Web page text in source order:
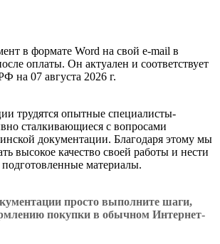
в формате Word на свой e-mail в
оплаты. Он актуален и соответствует
на 07 августа 2026 г.
трудятся опытные специалисты-
сталкивающиеся с вопросами
документации. Благодаря этому мы
высокое качество своей работы и нести
подготовленные материалы.
просто выполните шаги,
покупки в обычном Интернет-